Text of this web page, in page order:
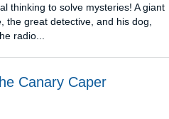
thinking to solve mysteries! A giant
the great detective, and his dog,
radio...
Canary Caper